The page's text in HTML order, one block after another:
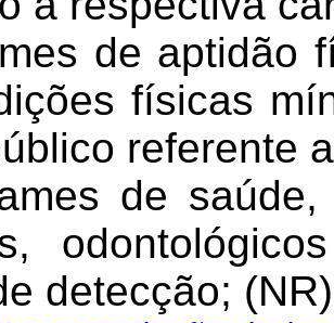
de aptidão
físicas
referente
de saúde,
detecção; (NR)